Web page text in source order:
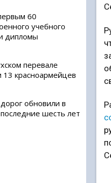
60
учебного
дипломы
перевале
13 красноармейцев
обновили в
шесть лет